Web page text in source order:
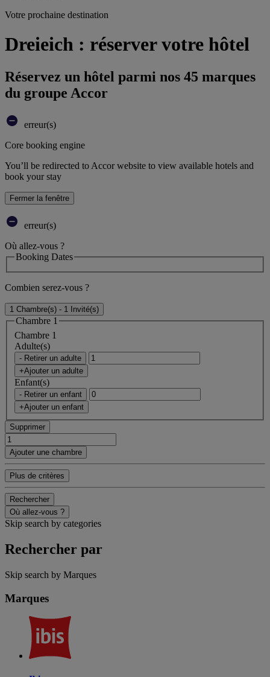
Votre prochaine destination
Dreieich : réserver votre hôtel
Réservez un hôtel parmi nos 45 marques
du groupe Accor
erreur(s)
Core booking engine
You’ll be redirected to Accor website to view available hotels and
book your stay
Fermer la fenêtre
erreur(s)
Où allez-vous ?
Booking Dates
Combien serez-vous ?
1 Chambre(s) - 1 Invité(s)
Chambre 1
Chambre 1
Adulte(s)
- Retirer un adulte
+Ajouter un adulte
Enfant(s)
- Retirer un enfant
+Ajouter un enfant
Supprimer
Ajouter une chambre
Plus de critères
Rechercher
Où allez-vous ?
Skip search by categories
Rechercher par
Skip search by Marques
Marques